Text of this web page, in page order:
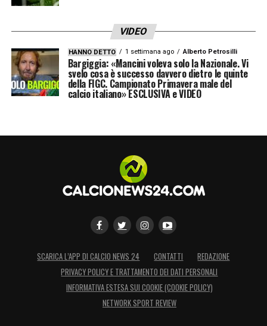
VIDEO
HANNO DETTO 1 settimana ago Alberto Petrosilli
Bargiggia: «Mancini voleva solo la Nazionale. Vi
svelo cosa è successo davvero dietro le quinte
della FIGC. Campionato Primavera male del
calcio italiano» ESCLUSIVA e VIDEO
SCARICA L’APP DI CALCIO NEWS 24 CONTATTI
REDAZIONE
PRIVACY POLICY E TRATTAMENTO DEI DATI PERSONALI
INFORMATIVA ESTESA SUI COOKIE (COOKIE POLICY)
NETWORK SPORT REVIEW